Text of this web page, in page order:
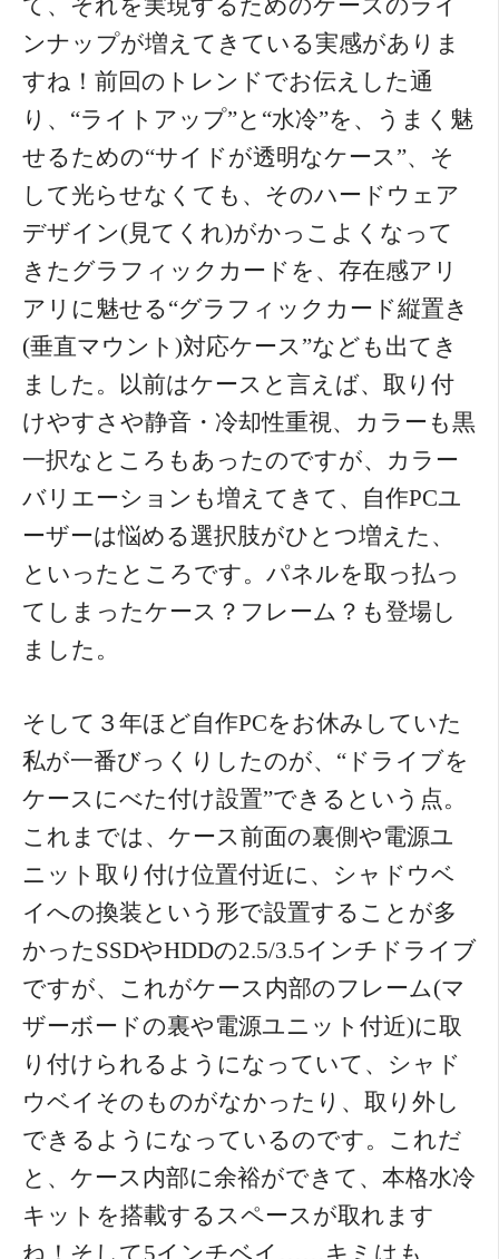
て、それを実現するためのケースのライ
ンナップが増えてきている実感がありま
すね！前回のトレンドでお伝えした通
り、“ライトアップ”と“水冷”を、うまく魅
せるための“サイドが透明なケース”、そ
して光らせなくても、そのハードウェア
デザイン(見てくれ)がかっこよくなって
きたグラフィックカードを、存在感アリ
アリに魅せる“グラフィックカード縦置き
(垂直マウント)対応ケース”なども出てき
ました。以前はケースと言えば、取り付
けやすさや静音・冷却性重視、カラーも黒
一択なところもあったのですが、カラー
バリエーションも増えてきて、自作PCユ
ーザーは悩める選択肢がひとつ増えた、
といったところです。パネルを取っ払っ
てしまったケース？フレーム？も登場し
ました。
そして３年ほど自作PCをお休みしていた
私が一番びっくりしたのが、“ドライブを
ケースにべた付け設置”できるという点。
これまでは、ケース前面の裏側や電源ユ
ニット取り付け位置付近に、シャドウベ
イへの換装という形で設置することが多
かったSSDやHDDの2.5/3.5インチドライブ
ですが、これがケース内部のフレーム(マ
ザーボードの裏や電源ユニット付近)に取
り付けられるようになっていて、シャド
ウベイそのものがなかったり、取り外し
できるようになっているのです。これだ
と、ケース内部に余裕ができて、本格水冷
キットを搭載するスペースが取れます
ね！そして5インチベイ……キミはも